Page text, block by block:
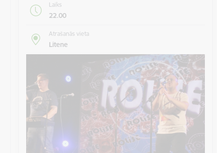
Laiks
22.00
Atrašanās vieta
Litene